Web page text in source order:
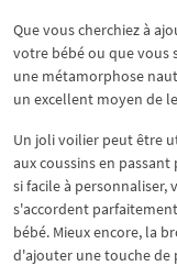
Que vous cherchiez à
votre bébé ou que vous
une métamorphose
un excellent moyen de
Un joli voilier peut être
aux coussins en
si facile à personnaliser,
s'accordent
bébé. Mieux encore, la
d'ajouter une touche de